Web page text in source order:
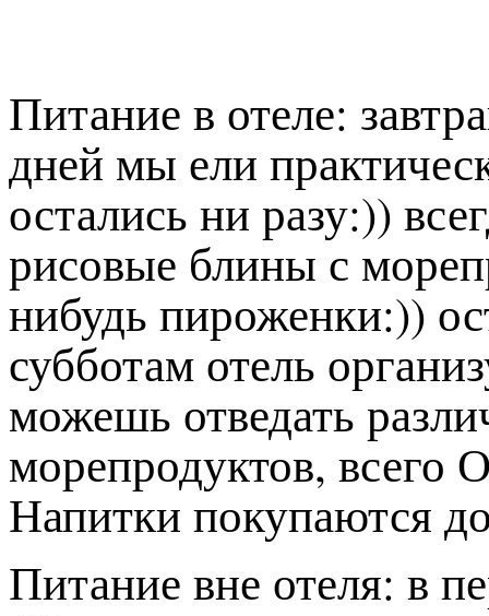
Питание в отеле:
дней мы ели
остались ни разу:))
рисовые блины с
нибудь пироженки:))
субботам отель
можешь отведать
морепродуктов,
Напитки покупаются
Питание вне отеля: в